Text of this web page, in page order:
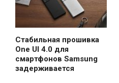
Стабильная прошивка
One UI 4.0 для
смартфонов Samsung
задерживается